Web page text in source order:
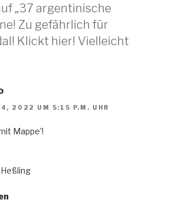
„37 argentinische
Zu gefährlich für
Klickt hier! Vielleicht
2022 UM 5:15 P.M. UHR
Mappe’!